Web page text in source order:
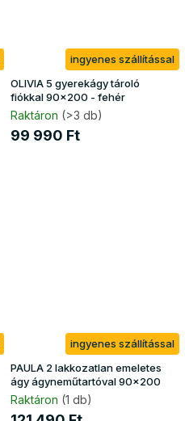
ingyenes szállítással
OLIVIA 5 gyerekágy tároló
fiókkal 90x200 - fehér
Raktáron (>3 db)
99 990 Ft
ingyenes szállítással
PAULA 2 lakkozatlan emeletes
ágy ágyneműtartóval 90x200
Raktáron (1 db)